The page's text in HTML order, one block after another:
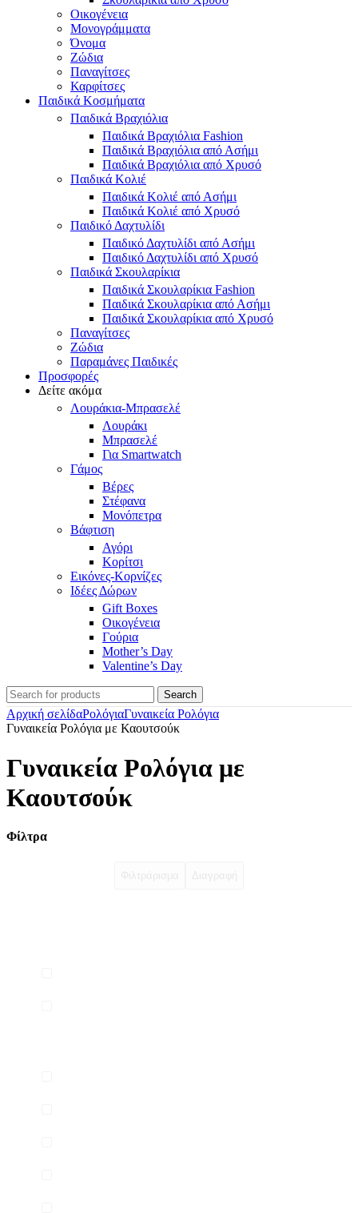
Οικογένεια
Μονογράμματα
Όνομα
Ζώδια
Παναγίτσες
Καρφίτσες
Παιδικά Κοσμήματα
Παιδικά Βραχιόλια
Παιδικά Βραχιόλια Fashion
Παιδικά Βραχιόλια από Ασήμι
Παιδικά Βραχιόλια από Χρυσό
Παιδικά Κολιέ
Παιδικά Κολιέ από Ασήμι
Παιδικά Κολιέ από Χρυσό
Παιδικό Δαχτυλίδι
Παιδικό Δαχτυλίδι από Ασήμι
Παιδικό Δαχτυλίδι από Χρυσό
Παιδικά Σκουλαρίκια
Παιδικά Σκουλαρίκια Fashion
Παιδικά Σκουλαρίκια από Ασήμι
Παιδικά Σκουλαρίκια από Χρυσό
Παναγίτσες
Ζώδια
Παραμάνες Παιδικές
Προσφορές
Δείτε ακόμα
Λουράκια-Μπρασελέ
Λουράκι
Μπρασελέ
Για Smartwatch
Γάμος
Βέρες
Στέφανα
Μονόπετρα
Βάφτιση
Αγόρι
Κορίτσι
Εικόνες-Κορνίζες
Ιδέες Δώρων
Gift Boxes
Οικογένεια
Γούρια
Mother’s Day
Valentine’s Day
Search
Αρχική σελίδαΡολόγιαΓυναικεία Ρολόγια
Γυναικεία Ρολόγια με Καουτσούκ
Γυναικεία Ρολόγια με
Καουτσούκ
Φίλτρα